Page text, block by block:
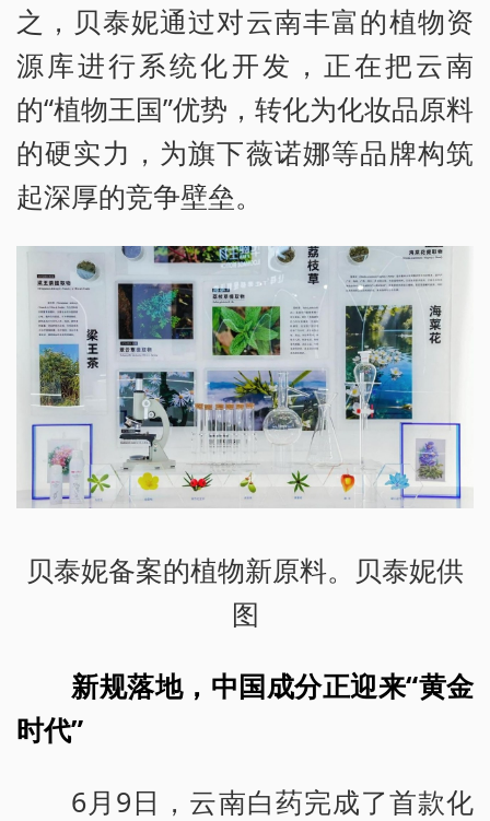
之，贝泰妮通过对云南丰富的植物资
源库进行系统化开发，正在把云南
的“植物王国”优势，转化为化妆品原料
的硬实力，为旗下薇诺娜等品牌构筑
起深厚的竞争壁垒。
贝泰妮备案的植物新原料。贝泰妮供
图
新规落地，中国成分正迎来“黄金
时代”
6月9日，云南白药完成了首款化